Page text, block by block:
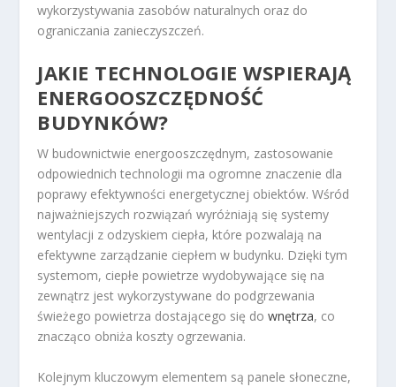
wykorzystywania zasobów naturalnych oraz do
ograniczania zanieczyszczeń.
JAKIE TECHNOLOGIE WSPIERAJĄ
ENERGOOSZCZĘDNOŚĆ
BUDYNKÓW?
W budownictwie energooszczędnym, zastosowanie
odpowiednich technologii ma ogromne znaczenie dla
poprawy efektywności energetycznej obiektów. Wśród
najważniejszych rozwiązań wyróżniają się systemy
wentylacji z odzyskiem ciepła, które pozwalają na
efektywne zarządzanie ciepłem w budynku. Dzięki tym
systemom, ciepłe powietrze wydobywające się na
zewnątrz jest wykorzystywane do podgrzewania
świeżego powietrza dostającego się downętrza, co
znacząco obniża koszty ogrzewania.
Kolejnym kluczowym elementem są panele słoneczne,